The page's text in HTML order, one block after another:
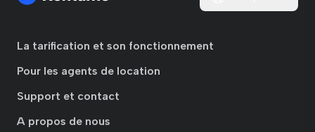
La tarification et son fonctionnement
Pour les agents de location
Support et contact
A propos de nous